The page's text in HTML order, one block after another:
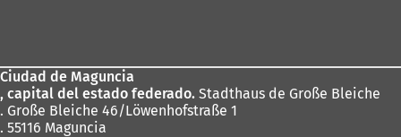
pies
Ciudad de Maguncia
, capital del estado federado. Stadthaus de Große Bleiche
. Große Bleiche 46/Löwenhofstraße 1
. 55116 Maguncia